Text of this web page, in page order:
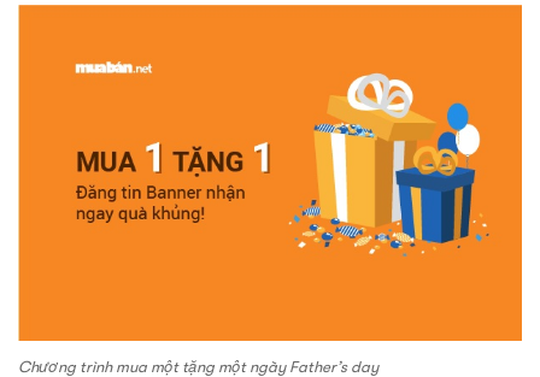
Chương trình mua một tặng một ngày Father’s day